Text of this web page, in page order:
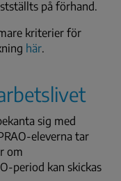
på förhand.
kriterier för
här.
sig med
eleverna tar
om
period kan skickas